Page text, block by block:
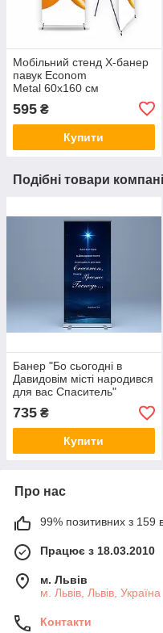
Мобільний стенд X-банер
павук Econom
Metal 60x160 см
595 ₴
Купити
Подібні товари
Банер "Бо сьогодні в
Давидовім місті народився
для вас Спаситель"
735 ₴
Купити
Про нас
99% позитивних з 159
Працює з 18.03.2010
м. Львів
м. Львів, Львів, Україна
Контакти